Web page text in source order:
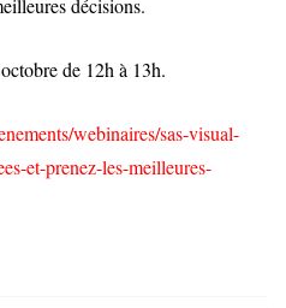
décisions.
de 12h à 13h.
webinaires/sas-visual-
et-prenez-les-meilleures-